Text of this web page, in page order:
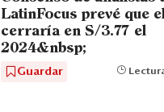
LatinFocus prevé que
cerraría en S/3.77 el
2024&nbsp;
Guardar